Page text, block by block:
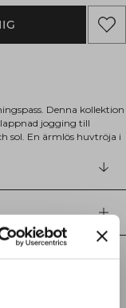
Denna kollektion
jogging till
sol. En ärmlös huvtröja i
i ett kraftigt
huvan och
ofodrad huva, boxig